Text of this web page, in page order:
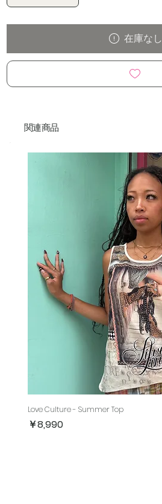
在庫なし
関連商品
Love Culture - Summer Top
価格
￥8,990